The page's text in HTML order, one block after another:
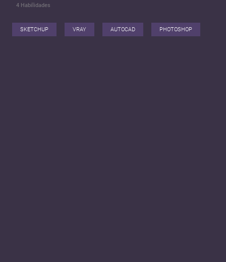
4 Habilidades
SKETCHUP VRAY AUTOCAD PHOTOSHOP